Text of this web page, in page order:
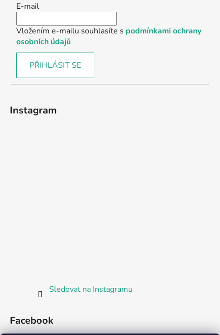
E-mail
Vložením e-mailu souhlasíte s podmínkami ochrany
osobních údajů
PŘIHLÁSIT SE
Instagram
Sledovat na Instagramu
Facebook